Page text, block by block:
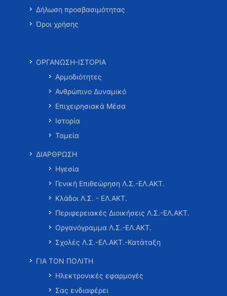
Δήλωση προσβασιμότητας
Όροι χρήσης
ΟΡΓΑΝΩΣΗ-ΙΣΤΟΡΙΑ
Αρμοδιότητες
Ανθρώπινο Δυναμικό
Επιχειρησιακά Μέσα
Ιστορία
Ταμεία
ΔΙΑΡΘΡΩΣΗ
Ηγεσία
Γενική Επιθεώρηση Λ.Σ.-ΕΛ.ΑΚΤ.
Κλάδοι Λ.Σ. - ΕΛ.ΑΚΤ.
Περιφερειακές Διοικήσεις Λ.Σ.-ΕΛ.ΑΚΤ.
Οργανόγραμμα Λ.Σ.-ΕΛ.ΑΚΤ.
Σχολές Λ.Σ.-ΕΛ.ΑΚΤ.-Κατάταξη
ΓΙΑ ΤΟΝ ΠΟΛΙΤΗ
Ηλεκτρονικές εφαρμογές
Σας ενδιαφέρει